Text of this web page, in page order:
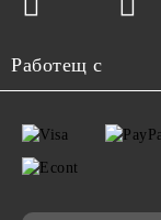
Работещ с